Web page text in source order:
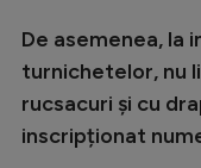
Ciclism
Alte
JO
De asemenea, la
turnichetelor, nu
rucsacuri și cu
inscripționat